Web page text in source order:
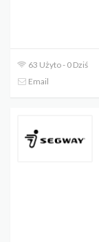
63 Użyto - 0 Dziś
Email